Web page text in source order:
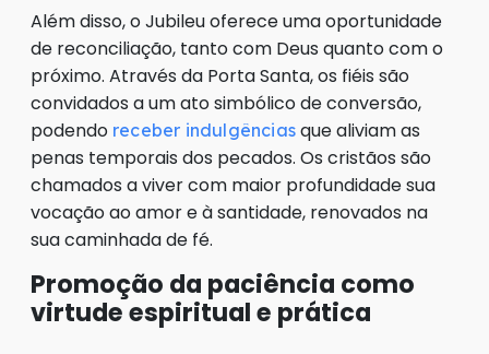
Além disso, o Jubileu oferece uma oportunidade
de reconciliação, tanto com Deus quanto com o
próximo. Através da Porta Santa, os fiéis são
convidados a um ato simbólico de conversão,
podendo receber indulgênciasque aliviam as
penas temporais dos pecados. Os cristãos são
chamados a viver com maior profundidade sua
vocação ao amor e à santidade, renovados na
sua caminhada de fé.
Promoção da paciência como
virtude espiritual e prática